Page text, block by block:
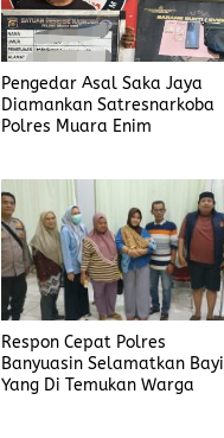
Pengedar Asal Saka Jaya
Diamankan Satresnarkoba
Polres Muara Enim
Respon Cepat Polres
Banyuasin Selamatkan Bayi
Yang Di Temukan Warga